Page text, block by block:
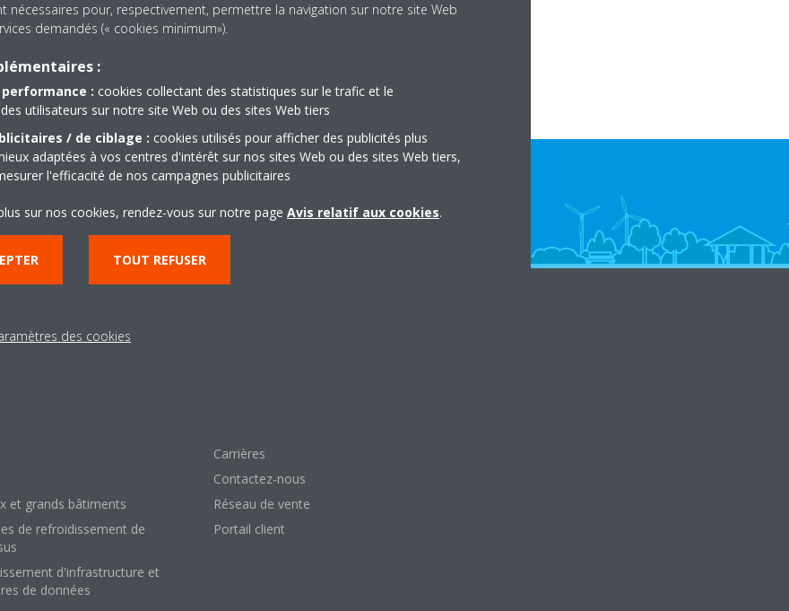
et grands bâtiments
de refroidissement de
d'infrastructure et
de données
Carrières
Contactez-nous
Réseau de vente
Portail client
nécessaires pour, respectivement, permettre la navigation sur notre site Web
demandés (« cookies minimum»).
:
: cookies collectant des statistiques sur le trafic et le
utilisateurs sur notre site Web ou des sites Web tiers
/ de ciblage : cookies utilisés pour afficher des publicités plus
adaptées à vos centres d'intérêt sur nos sites Web ou des sites Web tiers,
l'efficacité de nos campagnes publicitaires
sur nos cookies, rendez-vous sur notre page Avis relatif aux cookies.
TOUT REFUSER
des cookies